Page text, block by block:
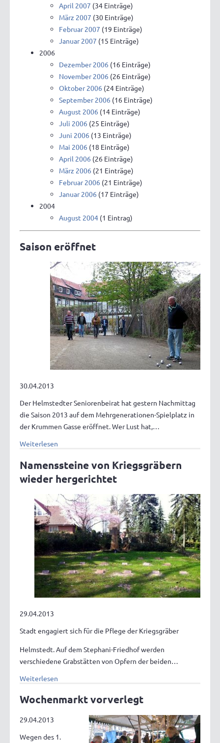
April 2007 (34 Einträge)
März 2007 (30 Einträge)
Februar 2007 (19 Einträge)
Januar 2007 (15 Einträge)
2006
Dezember 2006 (16 Einträge)
November 2006 (26 Einträge)
Oktober 2006 (24 Einträge)
September 2006 (16 Einträge)
August 2006 (14 Einträge)
Juli 2006 (25 Einträge)
Juni 2006 (13 Einträge)
Mai 2006 (18 Einträge)
April 2006 (26 Einträge)
März 2006 (21 Einträge)
Februar 2006 (21 Einträge)
Januar 2006 (17 Einträge)
2004
August 2004 (1 Eintrag)
Saison eröffnet
30.04.2013
Der Helmstedter Seniorenbeirat hat gestern Nachmittag
die Saison 2013 auf dem Mehrgenerationen-Spielplatz in
der Krummen Gasse eröffnet. Wer Lust hat,…
Weiterlesen
Namenssteine von Kriegsgräbern
wieder hergerichtet
29.04.2013
Stadt engagiert sich für die Pflege der Kriegsgräber
Helmstedt. Auf dem Stephani-Friedhof werden
verschiedene Grabstätten von Opfern der beiden…
Weiterlesen
Wochenmarkt vorverlegt
29.04.2013
Wegen des 1.